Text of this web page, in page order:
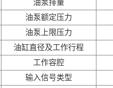
油泵排量
油泵额定压力
油泵上限压力
油缸直径及工作行程
工作容腔
输入信号类型